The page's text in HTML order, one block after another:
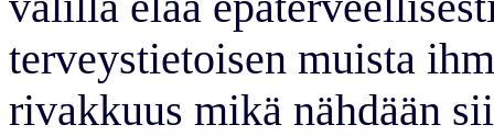
terveystietoisen muista
rivakkuus mikä nähdään